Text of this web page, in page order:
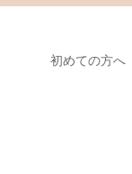
初めての方へ